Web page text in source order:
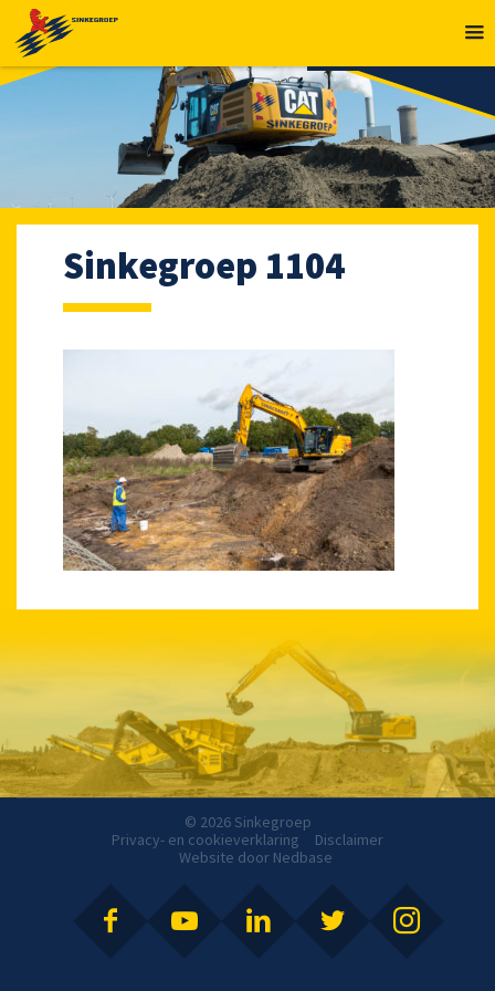
Sinkegroep 1104
© 2026 Sinkegroep
Privacy- en cookieverklaring
Disclaimer
Website door Nedbase